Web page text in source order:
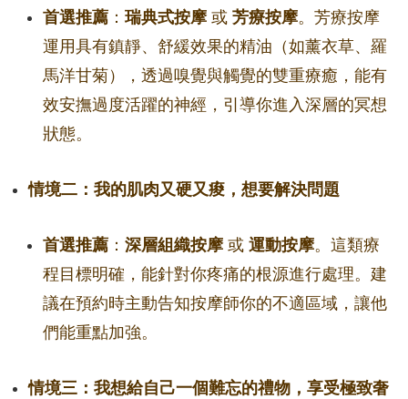
首選推薦 ： 瑞典式按摩或 芳療按摩。芳療按摩
運用具有鎮靜、舒緩效果的精油（如薰衣草、羅
馬洋甘菊），透過嗅覺與觸覺的雙重療癒，能有
效安撫過度活躍的神經，引導你進入深層的冥想
狀態。
情境二：我的肌肉又硬又痠，想要解決問題
首選推薦 ： 深層組織按摩或 運動按摩。這類療
程目標明確，能針對你疼痛的根源進行處理。建
議在預約時主動告知按摩師你的不適區域，讓他
們能重點加強。
情境三：我想給自己一個難忘的禮物，享受極致奢